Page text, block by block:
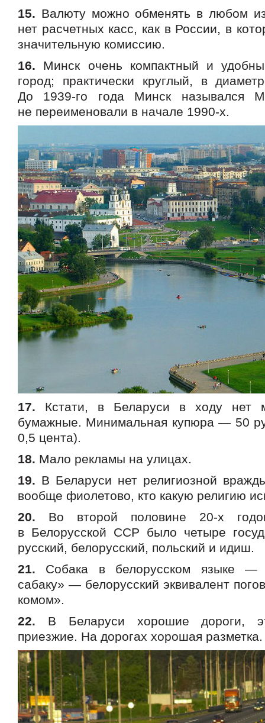
15. Валюту можно обменять в любом
нет расчетных касс, как в России, в
значительную комиссию.
16. Минск очень компактный и
город; практически круглый, в
До 1939-го года Минск назывался
не переименовали в начале 1990-х.
17. Кстати, в Беларуси в ходу нет
бумажные. Минимальная купюра — 50
0,5 цента).
18. Мало рекламы на улицах.
19. В Беларуси нет религиозной
вообще фиолетово, кто какую религию
20. Во второй половине 20-х
в Белорусской ССР было четыре
русский, белорусский, польский и идиш.
21. Собака в белорусском языке
сабаку» — белорусский эквивалент
комом».
22. В Беларуси хорошие дороги,
приезжие. На дорогах хорошая разметка.